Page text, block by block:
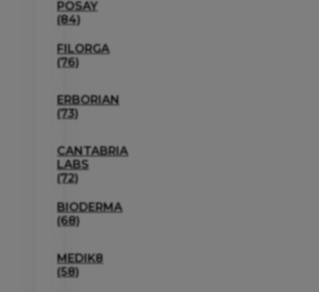
POSAY
(84)
FILORGA
(76)
ERBORIAN
(73)
CANTABRIA
LABS
(72)
BIODERMA
(68)
MEDIK8
(58)